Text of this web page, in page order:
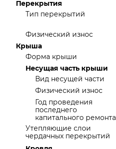
Перекрытия
Тип перекрытий
Физический износ
Крыша
Форма крыши
Несущая часть крыши
Вид несущей части
Физический износ
Год проведения
последнего
капитального ремонта
Утепляющие слои
чердачных перекрытий